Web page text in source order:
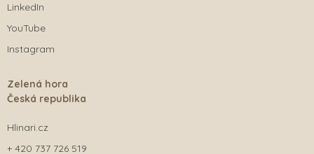
LinkedIn
YouTube
Instagram
Zelená hora
Česká republika
Hlinari.cz
+ 420 737 726 519